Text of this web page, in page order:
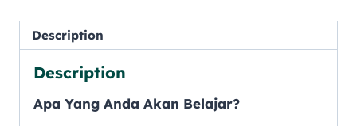
Description
Description
Apa Yang Anda Akan Belajar?